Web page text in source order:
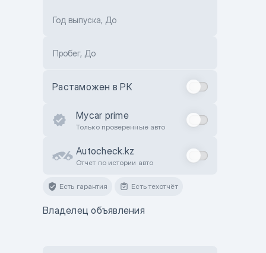
Год выпуска, До
Пробег, До
Растаможен в РК
Mycar prime
Только проверенные авто
Autocheck.kz
Отчет по истории авто
Есть гарантия Есть техотчёт
Владелец объявления